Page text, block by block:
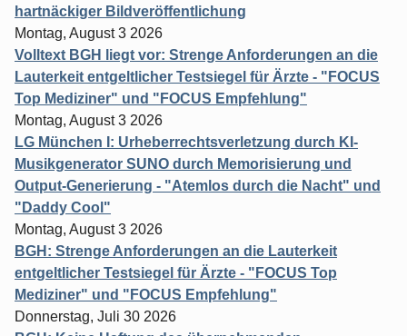
hartnäckiger Bildveröffentlichung
Montag, August 3 2026
Volltext BGH liegt vor: Strenge Anforderungen an die
Lauterkeit entgeltlicher Testsiegel für Ärzte - "FOCUS
Top Mediziner" und "FOCUS Empfehlung"
Montag, August 3 2026
LG München I: Urheberrechtsverletzung durch KI-
Musikgenerator SUNO durch Memorisierung und
Output-Generierung - "Atemlos durch die Nacht" und
"Daddy Cool"
Montag, August 3 2026
BGH: Strenge Anforderungen an die Lauterkeit
entgeltlicher Testsiegel für Ärzte - "FOCUS Top
Mediziner" und "FOCUS Empfehlung"
Donnerstag, Juli 30 2026